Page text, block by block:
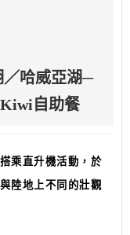
／哈威亞湖─
自助餐
乘直升機活動，於
陸地上不同的壯觀